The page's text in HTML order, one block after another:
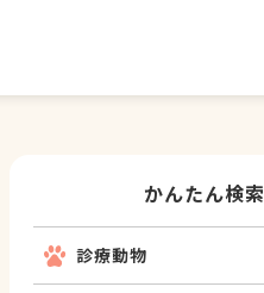
かんたん検索
診療動物